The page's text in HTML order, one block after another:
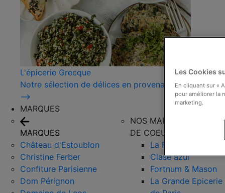
L'épicerie Grecque
Notre sélection de délices en provenance de Grèce !
⟶
MARQUES
MARQUES
Château d'Estoublon
Christine Ferber
Confiture Parisienne
Dom Pérignon
NOS MARQUES COUPS
DE COEUR
La Favorita
Clase azul
Fortnum & Mason
La Grande Epicerie
Les Cookies
En cliquant sur «
pour améliorer la
marketing.